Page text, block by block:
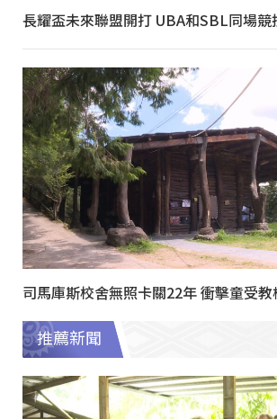
長耀盃未來聯盟開打 UBA和SBL同場競
司馬庫斯校舍無照卡關22年 衝擊童受教
推薦新聞